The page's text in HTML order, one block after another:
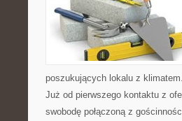
poszukujących lokalu z
Już od pierwszego kontaktu z
swobodę połączoną z